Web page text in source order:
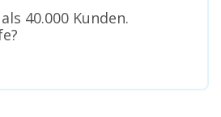
40.000 Kunden.